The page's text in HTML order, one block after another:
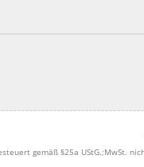
gemäß §25a UStG.;MwSt.